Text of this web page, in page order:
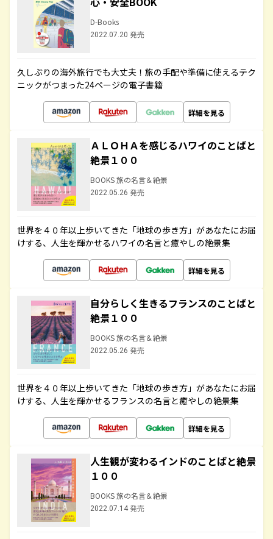
D-Books
2022.07.20 発売
久しぶりの海外旅行でも大丈夫！旅の手配や準備に使えるテク
ニックがつまった24ページの電子書籍
詳細を見る
ＡＬＯＨＡを感じるハワイのことばと
絶景１００
BOOKS 旅の名言＆絶景
2022.05.26 発売
世界を４０年以上歩いてきた「地球の歩き方」があなたにお届
けする、人生を輝かせるハワイの名言と癒やしの絶景集
詳細を見る
自分らしく生きるフランスのことばと
絶景１００
BOOKS 旅の名言＆絶景
2022.05.26 発売
世界を４０年以上歩いてきた「地球の歩き方」があなたにお届
けする、人生を輝かせるフランスの名言と癒やしの絶景集
詳細を見る
人生観が変わるインドのことばと絶景
１００
BOOKS 旅の名言＆絶景
2022.07.14 発売